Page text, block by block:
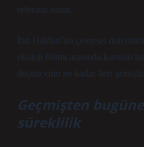
referans sunar.
İbn Haldun’un çevresel
ekoloji bilimi arasında kurulan
düşüncenin ne kadar ileri
Geçmişten
süreklilik